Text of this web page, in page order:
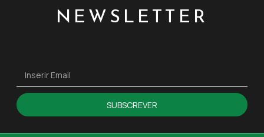
NEWSLETTER
SUBSCREVER